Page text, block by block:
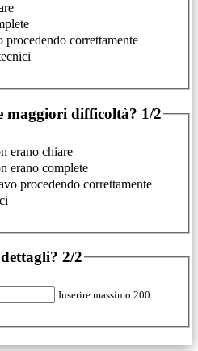
procedendo correttamente
maggiori difficoltà? 1/2
erano chiare
erano complete
procedendo correttamente
2/2
Inserire massimo 200